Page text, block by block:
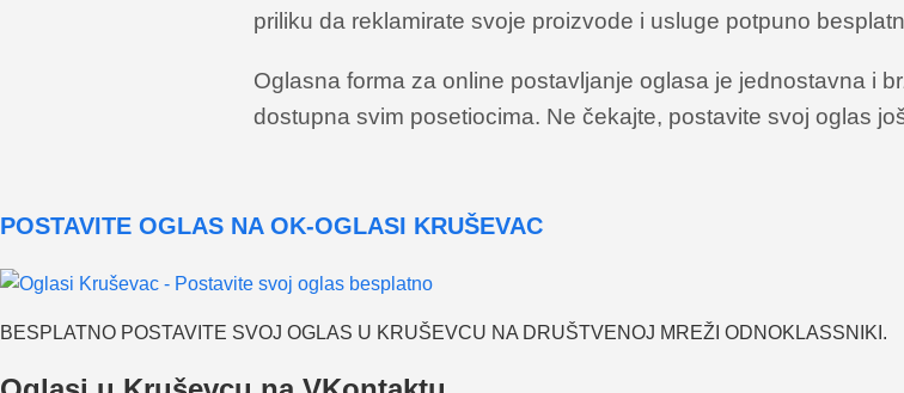
priliku da reklamirate svoje proizvode i usluge potpuno
Oglasna forma za online postavljanje oglasa je jednostavna i
dostupna svim posetiocima. Ne čekajte, postavite svoj oglas
POSTAVITE OGLAS NA OK-OGLASI KRUŠEVAC
BESPLATNO POSTAVITE SVOJ OGLAS U KRUŠEVCU NA DRUŠTVENOJ MREŽI ODNOKLASSNIKI.